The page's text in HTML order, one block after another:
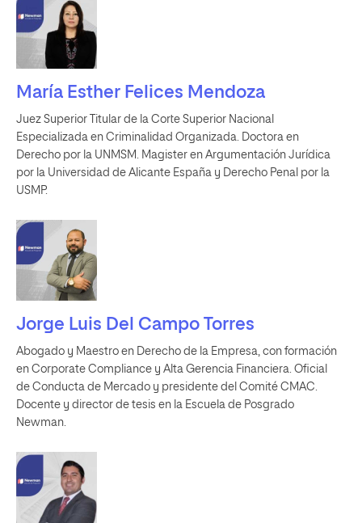
María Esther Felices Mendoza
Juez Superior Titular de la Corte Superior Nacional
Especializada en Criminalidad Organizada. Doctora en
Derecho por la UNMSM. Magister en Argumentación Jurídica
por la Universidad de Alicante España y Derecho Penal por la
USMP.
Jorge Luis Del Campo Torres
Abogado y Maestro en Derecho de la Empresa, con formación
en Corporate Compliance y Alta Gerencia Financiera. Oficial
de Conducta de Mercado y presidente del Comité CMAC.
Docente y director de tesis en la Escuela de Posgrado
Newman.